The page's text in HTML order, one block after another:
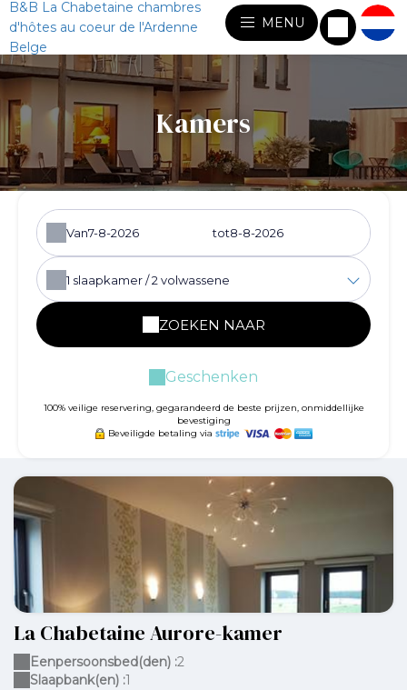
B&B La Chabetaine chambres
d'hôtes au coeur de l'Ardenne
Belge
MENU
Kamers
Van tot
1 slaapkamer /2 volwassene
ZOEKEN NAAR
Geschenken
100% veilige reservering, gegarandeerd de beste prijzen, onmiddellijke
bevestiging
Beveiligde betaling via
La Chabetaine Aurore-kamer
Eenpersoonsbed(den) :2
Slaapbank(en) :1